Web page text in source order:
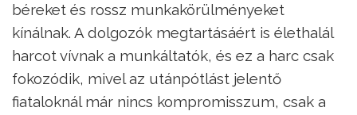
béreket és rossz munkakörülményeket
kínálnak. A dolgozók megtartásáért is élethalál
harcot vívnak a munkáltatók, és ez a harc csak
fokozódik, mivel az utánpótlást jelentő
fiataloknál már nincs kompromisszum, csak a